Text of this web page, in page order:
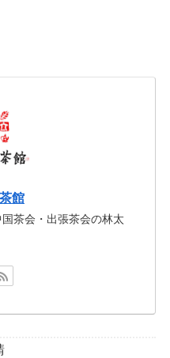
館
茶会・出張茶会の林太